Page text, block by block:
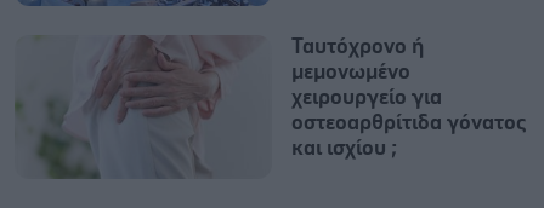
Ταυτόχρονο ή
μεμονωμένο
χειρουργείο για
οστεοαρθρίτιδα γόνατος
και ισχίου ;